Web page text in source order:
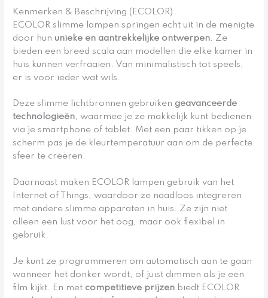
Kenmerken & Beschrijving (ECOLOR)
ECOLOR slimme lampen springen echt uit in de menigte
door hun unieke en aantrekkelijke ontwerpen. Ze
bieden een breed scala aan modellen die elke kamer in
huis kunnen verfraaien. Van minimalistisch tot speels,
er is voor ieder wat wils.
Deze slimme lichtbronnen gebruiken geavanceerde
technologieën, waarmee je ze makkelijk kunt bedienen
via je smartphone of tablet. Met een paar tikken op je
scherm pas je de kleurtemperatuur aan om de perfecte
sfeer te creëren.
Daarnaast maken ECOLOR lampen gebruik van het
Internet of Things, waardoor ze naadloos integreren
met andere slimme apparaten in huis. Ze zijn niet
alleen een lust voor het oog, maar ook flexibel in
gebruik.
Je kunt ze programmeren om automatisch aan te gaan
wanneer het donker wordt, of juist dimmen als je een
film kijkt. En met competitieve prijzen biedt ECOLOR